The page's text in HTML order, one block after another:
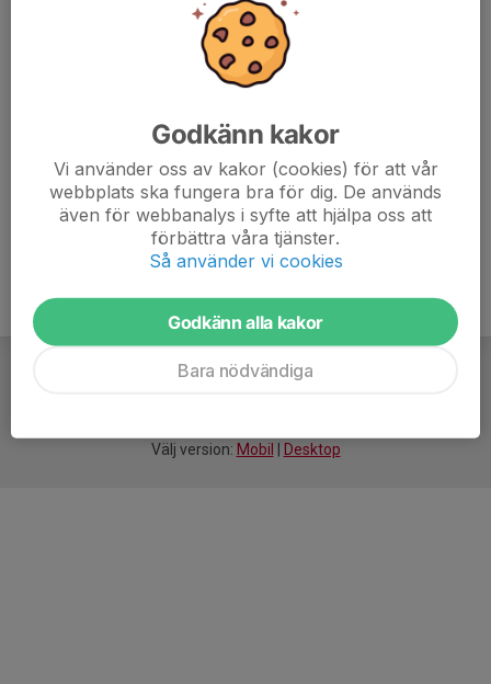
Välj version: Mobil Desktop
Godkänn kakor
Vi använder oss av kakor (cookies) för att vår
webbplats ska fungera bra för dig. De används
även för webbanalys i syfte att hjälpa oss att
förbättra våra tjänster.
Så använder vi cookies
Godkänn alla kakor
Bara nödvändiga